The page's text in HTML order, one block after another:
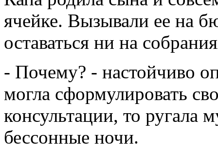
ячейке. Вызывали ее на
оставаться ни на
- Почему? - настойчиво
могла сформулировать
консультации, то ругала
бессонные ночи.